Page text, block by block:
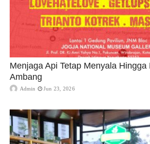
Menjaga Api Tetap Menyala Hingga
Ambang
Admin Jun 23, 2026